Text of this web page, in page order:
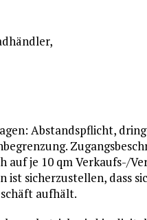
Abstandspflicht,
auf je 10 qm Verkaufs-/
ist sicherzustellen, dass
aufhält.